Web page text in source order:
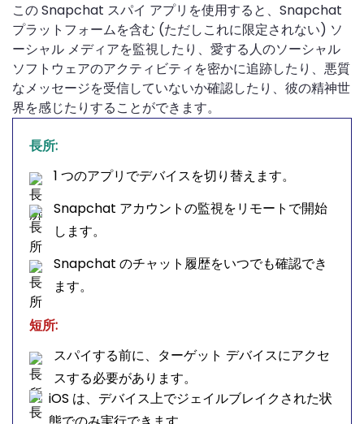
この Snapchat スパイ アプリを使用すると、Snapchat
プラットフォームを含む (ただしこれに限定されない) ソ
ーシャル メディアを監視したり、愛する人のソーシャル
ソフトウェアのアクティビティを密かに追跡したり、悪質
なメッセージを受信して​​いないか確認したり、彼の精神世
界を感じたりすることができます。
長所:
1 つのアプリでデバイスを切り替えます。
Snapchat アカウントの監視をリモートで開始
します。
Snapchat のチャット履歴をいつでも確認でき
ます。
短所:
スパイする前に、ターゲット デバイスにアクセ
スする必要があります。
iOS は、デバイス上でジェイルブレイクされた状